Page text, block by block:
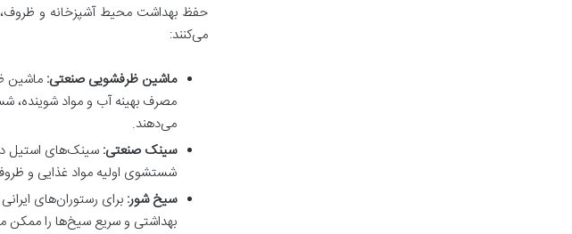
حفظ بهداشت محیط آشپزخانه و ظروف،
می‌کنند:
ماشین ظرفشویی صنعتی: ماشین
مصرف بهینه آب و مواد شوینده،
می‌دهند.
سینک صنعتی: سینک‌های استیل
شستشوی اولیه مواد غذایی و
سیخ شور: برای رستوران‌های
بهداشتی و سریع سیخ‌ها را ممکن